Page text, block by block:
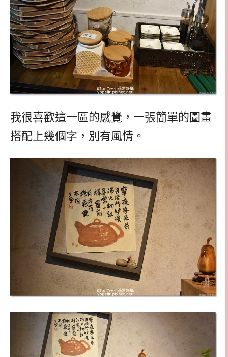
我很喜歡這一區的感覺，一張簡單的圖畫
搭配上幾個字，別有風情。